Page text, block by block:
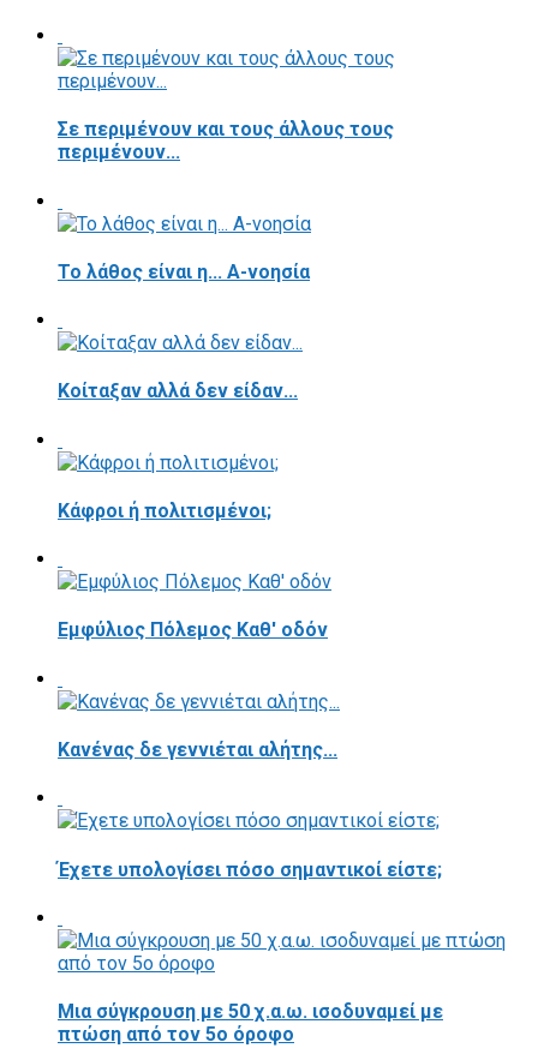
Σε περιμένουν και τους άλλους τους
περιμένουν...
Το λάθος είναι η... Α-νοησία
Κοίταξαν αλλά δεν είδαν...
Κάφροι ή πολιτισμένοι;
Εμφύλιος Πόλεμος Καθ' οδόν
Κανένας δε γεννιέται αλήτης...
Έχετε υπολογίσει πόσο σημαντικοί είστε;
Μια σύγκρουση με 50 χ.α.ω. ισοδυναμεί με
πτώση από τον 5ο όροφο